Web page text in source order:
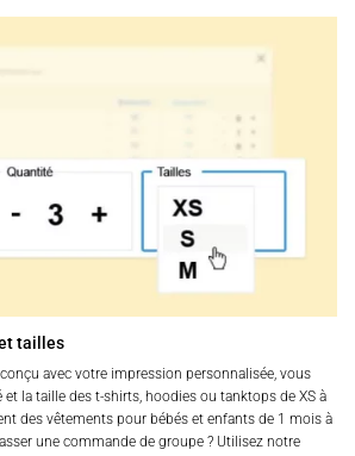
tailles
avec votre impression personnalisée, vous
la taille des t-shirts, hoodies ou tanktops de XS à
des vêtements pour bébés et enfants de 1 mois à
une commande de groupe ? Utilisez notre